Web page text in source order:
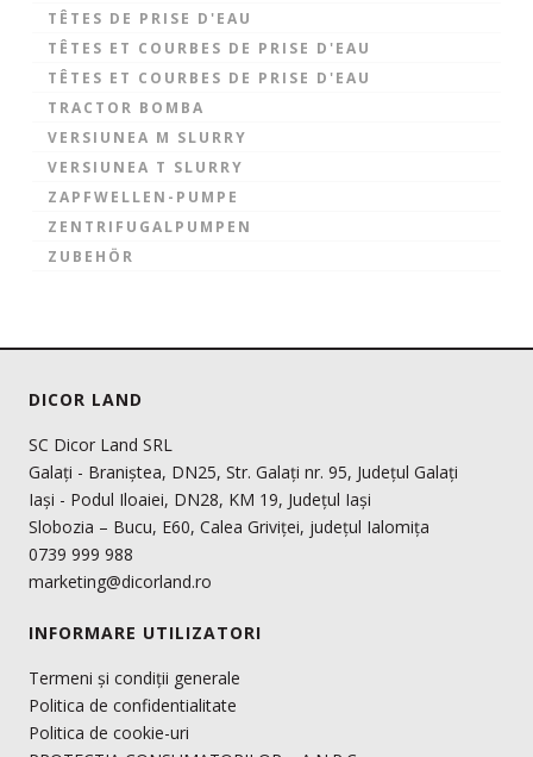
TÊTES DE PRISE D'EAU
TÊTES ET COURBES DE PRISE D'EAU
TÊTES ET COURBES DE PRISE D'EAU
TRACTOR BOMBA
VERSIUNEA M SLURRY
VERSIUNEA T SLURRY
ZAPFWELLEN-PUMPE
ZENTRIFUGALPUMPEN
ZUBEHÖR
DICOR LAND
SC Dicor Land SRL
Galați - Braniștea, DN25, Str. Galați nr. 95, Județul Galați
Iași - Podul Iloaiei, DN28, KM 19, Județul Iași
Slobozia – Bucu, E60, Calea Griviței, județul Ialomița
0739 999 988
marketing@dicorland.ro
INFORMARE UTILIZATORI
Termeni și condiții generale
Politica de confidentialitate
Politica de cookie-uri